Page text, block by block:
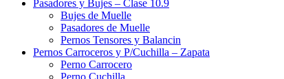
Pasadores y Bujes – Clase 10.9
Bujes de Muelle
Pasadores de Muelle
Pernos Tensores y Balancin
Pernos Carroceros y P/Cuchilla – Zapata
Perno Carrocero
Perno Cuchilla